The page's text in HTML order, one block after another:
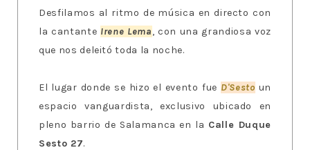
Desfilamos al ritmo de música en directo con
la cantante Irene Lema, con una grandiosa voz
que nos deleitó toda la noche.
El lugar donde se hizo el evento fue D'Sesto un
espacio vanguardista, exclusivo ubicado en
pleno barrio de Salamanca en la Calle Duque
Sesto 27.